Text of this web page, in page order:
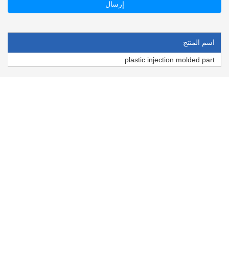
اسم المنتج
plastic injection molded part